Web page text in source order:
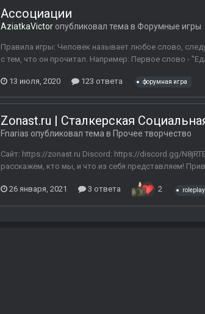
Ассоциации
AziatkaVictor опубликовал тема в Форумные игры
Правила игры: Человек называет любое слово,
с тем, что он прочитал. Например: Первое слово -
13 июля, 2020 123 ответа форумная игра
Zonast.ru | Сталкерская
Fnarias опубликовал тема в Прочее творчество
Сайт: https://zonast.ru Discord: https://discord.gg/
расскажем, кто мы, и что из себя представляем!
26 января, 2021 3 ответа 2 roleplay